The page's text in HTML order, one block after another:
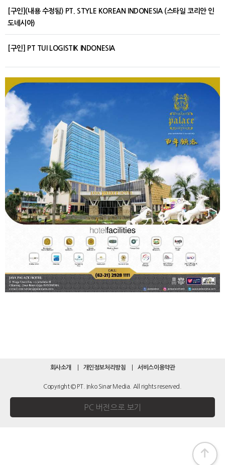
[구인](내용 수정됨) PT. STYLE KOREAN INDONESIA (스타일 코리안 인
도네시아)
[구인] PT TUI LOGISTIK INDONESIA
회사소개 개인정보처리방침 서비스이용약관
Copyright © PT. Inko Sinar Media. All rights reserved.
PC 버전으로 보기